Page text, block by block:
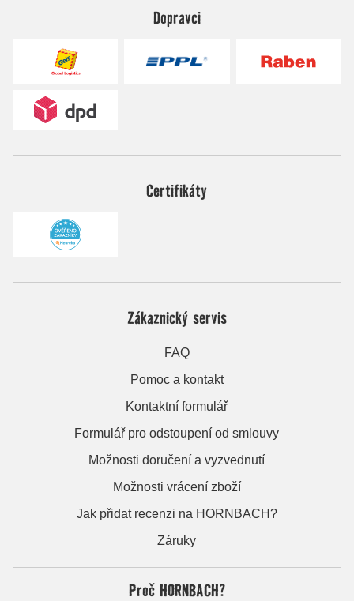
Dopravci
Certifikáty
Zákaznický servis
FAQ
Pomoc a kontakt
Kontaktní formulář
Formulář pro odstoupení od smlouvy
Možnosti doručení a vyzvednutí
Možnosti vrácení zboží
Jak přidat recenzi na HORNBACH?
Záruky
Proč HORNBACH?